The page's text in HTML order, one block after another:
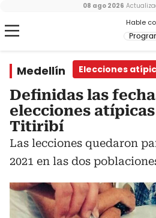
Hable
08 ago 2026
Medellín Elecciones
Definidas las
elecciones
Titiribí
Las lecciones quedaron
2021 en las dos